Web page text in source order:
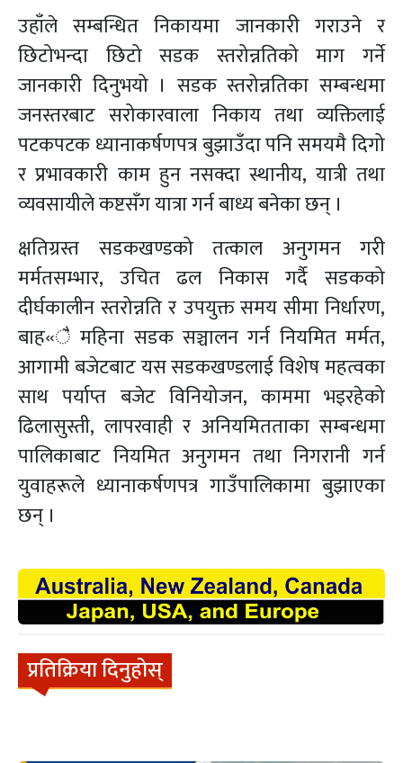
उहाँले सम्बन्धित निकायमा जानकारी गराउने र
छिटोभन्दा छिटो सडक स्तरोन्नतिको माग गर्ने
जानकारी दिनुभयो । सडक स्तरोन्नतिका सम्बन्धमा
जनस्तरबाट सरोकारवाला निकाय तथा व्यक्तिलाई
पटकपटक ध्यानाकर्षणपत्र बुझाउँदा पनि समयमै दिगो
र प्रभावकारी काम हुन नसक्दा स्थानीय, यात्री तथा
व्यवसायीले कष्टसँग यात्रा गर्न बाध्य बनेका छन् ।
क्षतिग्रस्त सडकखण्डको तत्काल अनुगमन गरी
मर्मतसम्भार, उचित ढल निकास गर्दै सडकको
दीर्घकालीन स्तरोन्नति र उपयुक्त समय सीमा निर्धारण,
बाह«ै महिना सडक सञ्चालन गर्न नियमित मर्मत,
आगामी बजेटबाट यस सडकखण्डलाई विशेष महत्वका
साथ पर्याप्त बजेट विनियोजन, काममा भइरहेको
ढिलासुस्ती, लापरवाही र अनियमितताका सम्बन्धमा
पालिकाबाट नियमित अनुगमन तथा निगरानी गर्न
युवाहरूले ध्यानाकर्षणपत्र गाउँपालिकामा बुझाएका
छन् ।
प्रतिक्रिया दिनुहोस्